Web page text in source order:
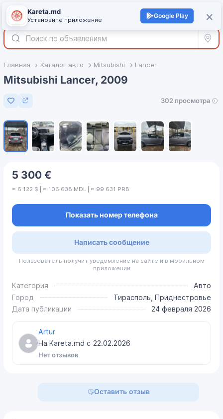
Войти +
Все
Главная Каталог авто Mitsubishi Lancer
Mitsubishi Lancer, 2009
Добавить в избранное
302 просмотра
5 300 €
≈ 6 122 $ | ≈ 106 638 MDL | ≈ 99 631 PRB
Показать номер телефона
Написать сообщение
Пользователь получит уведомление на сайте и в мобильном
приложении
Категория
Авто
Город
Тирасполь, Приднестровье
Дата публикации
24 февраля 2026
Artur
На Kareta.md с 22.02.2026
Нет отзывов
Оставить отзыв
×
Kareta.md
Установите приложение
Google Play